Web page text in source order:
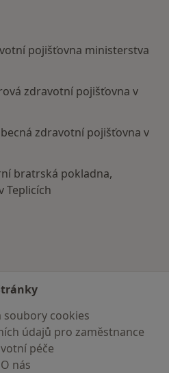
pojišťovna ministerstva
zdravotní pojišťovna v
zdravotní pojišťovna v
bratrská pokladna,
Teplicích
soubory cookies
údajů pro zaměstnance
péče
O nás